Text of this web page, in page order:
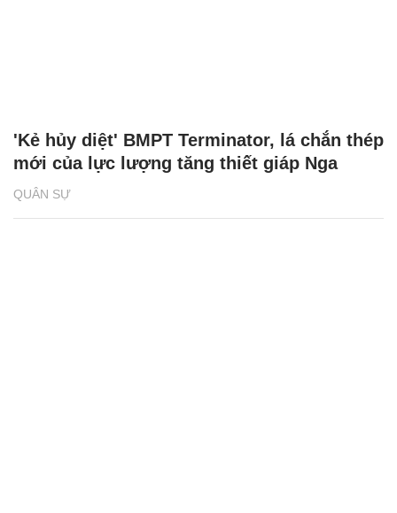
QUÂN SỰ
'Kẻ hủy diệt' BMPT Terminator, lá chắn thép
mới của lực lượng tăng thiết giáp Nga